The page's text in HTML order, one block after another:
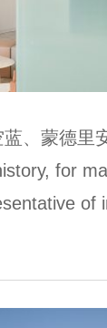
、蒙德里
for
of